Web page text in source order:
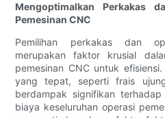
Mengoptimalkan Perkakas
Pemesinan CNC
Pemilihan perkakas dan
merupakan faktor krusial
pemesinan CNC untuk
yang tepat, seperti frais
berdampak signifikan
biaya keseluruhan operasi